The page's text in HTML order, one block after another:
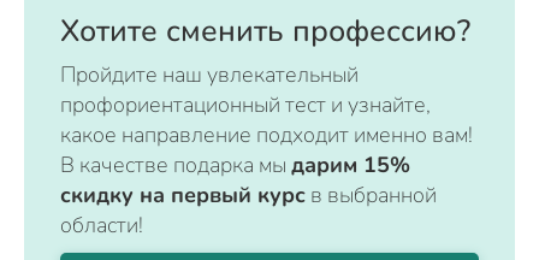
Хотите сменить профессию?
Пройдите наш увлекательный
профориентационный тест и узнайте,
какое направление подходит именно вам!
В качестве подарка мы дарим 15%
скидку на первый курс в выбранной
области!